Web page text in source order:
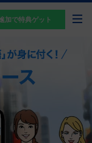
加で特典ゲット